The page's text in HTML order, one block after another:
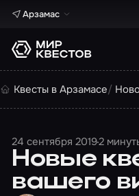
Арзамас
Квесты в Арзамасе
24 сентября 20192
Новые
вашего